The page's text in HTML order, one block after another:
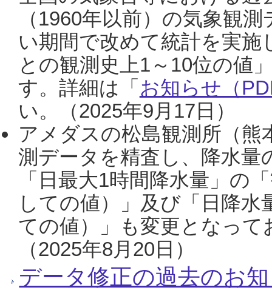
（1960年以前）の気象観
い期間で改めて統計を実
との観測史上1～10位の値
す。詳細は「 お知らせ（
い。（2025年9月17日）
アメダスの松島観測所（熊
測データを精査し、降水
「日最大1時間降水量」の
しての値）」及び「日降
ての値）」も変更となっ
（2025年8月20日）
データ修正の過去のお